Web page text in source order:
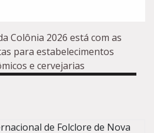
Colônia 2026 está com as
para estabelecimentos
e cervejarias